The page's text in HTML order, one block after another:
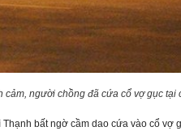
cảm, người chồng đã cứa cổ vợ gục tại
bất ngờ cầm dao cứa vào cổ vợ